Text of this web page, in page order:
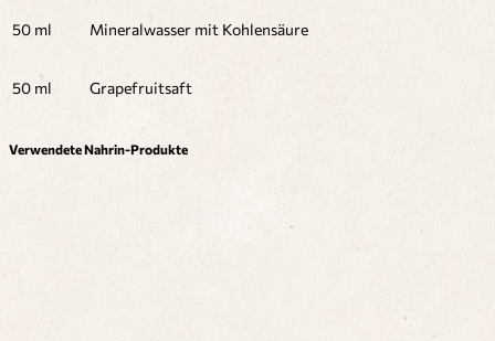
50 ml Mineralwasser mit Kohlensäure
50 ml Grapefruitsaft
Verwendete Nahrin-Produkte